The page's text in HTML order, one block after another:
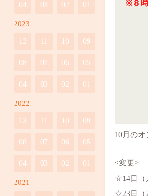
10月のオ
<変更>
☆14日
☆23日（
04 03 02 01
2023
12 11 10 09
08 07 06 05
04 03 02 01
2022
12 11 10 09
08 07 06 05
04 03 02 01
2021